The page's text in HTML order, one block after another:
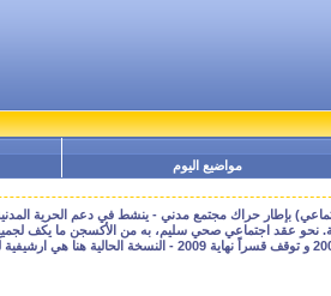
مواضيع اليوم
بإطار حراك مجتمع مدني - ينشط في دعم الحرية المدنية،
نحو عقد اجتماعي صحي سليم، به من الأكسجن ما يكف